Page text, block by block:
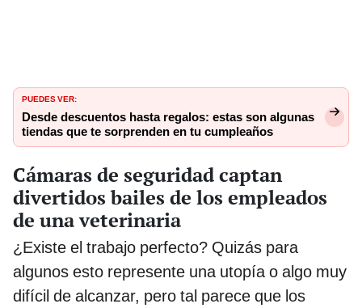
PUEDES VER:
Desde descuentos hasta regalos: estas son algunas
tiendas que te sorprenden en tu cumpleaños
Cámaras de seguridad captan
divertidos bailes de los empleados
de una veterinaria
¿Existe el trabajo perfecto? Quizás para
algunos esto represente una utopía o algo muy
difícil de alcanzar, pero tal parece que los